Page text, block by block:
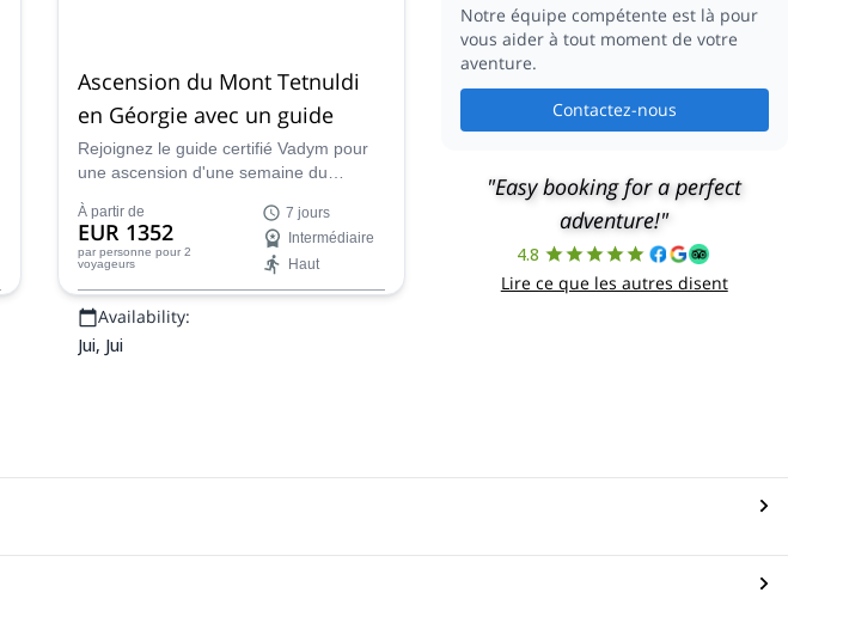
Ascension du Mont Tetnuldi
en Géorgie avec un guide
Rejoignez le guide certifié Vadym pour
une ascension d'une semaine du
de montagnes du Caucase en Géorgie.
À partir de
EUR 1352
par personne pour 2
voyageurs
7 jours
Intermédiaire
Haut
Availability:
Jui, Jui
Notre équipe compétente est là pour
vous aider à tout moment de votre
aventure.
Contactez-nous
"Easy booking for a perfect
adventure!"
4.8
Lire ce que les autres disent